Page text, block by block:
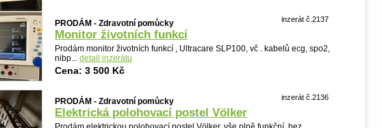
inzerát č.2137
PRODÁM - Zdravotní pomůcky
Monitor životních funkcí
Prodám monitor životních funkcí , Ultracare SLP100, vč . kabelů ecg, spo2,
nibp... detail inzerátu
Cena: 3 500 Kč
inzerát č.2136
PRODÁM - Zdravotní pomůcky
Elektrická polohovací postel Völker